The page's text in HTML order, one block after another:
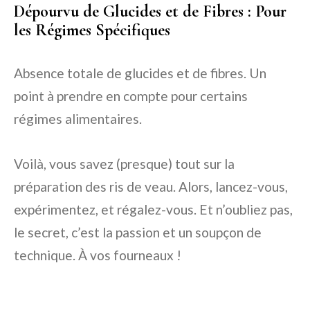
Dépourvu de Glucides et de Fibres : Pour
les Régimes Spécifiques
Absence totale de glucides et de fibres. Un
point à prendre en compte pour certains
régimes alimentaires.
Voilà, vous savez (presque) tout sur la
préparation des ris de veau. Alors, lancez-vous,
expérimentez, et régalez-vous. Et n’oubliez pas,
le secret, c’est la passion et un soupçon de
technique. À vos fourneaux !